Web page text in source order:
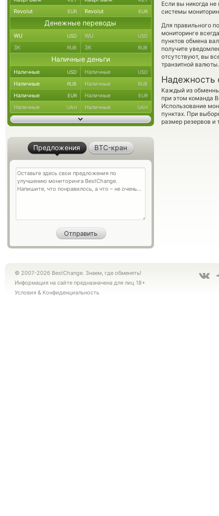
Если вы никогда
системы
Для правильного
мониторинге
пунктов обмена
получите
отсутствуют, вы
транзитной валюты.
Надежность
Каждый из
при этом команда
Использование
пунктах. При
размер резервов и
Revolut EUR Revolut EUR
Денежные переводы
WU USD WU USD
ЗК RUB ЗК RUB
Наличные деньги
Наличные USD Наличные USD
Наличные RUB Наличные RUB
Наличные EUR Наличные EUR
Наличные UAH Наличные UAH
Предложения BTC-кран
© 2007-2026 BestChange. Знаем, где обменять!
Информация на сайте предназначена для лиц 18+
Условия & Конфиденциальность